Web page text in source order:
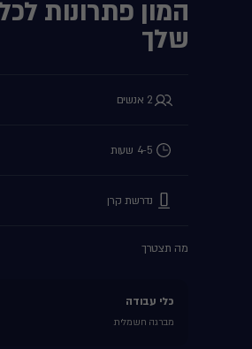
המון פתרונות
שלך
2 אנשים
4-5 שעות
נדרשת קרן
מה תצטרך
כלי עבודה
מברגה חשמלית